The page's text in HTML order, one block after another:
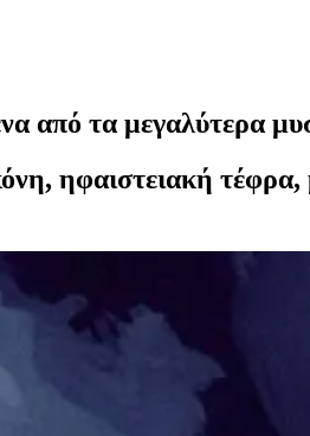
από τα μεγαλύτερα
ηφαιστειακή